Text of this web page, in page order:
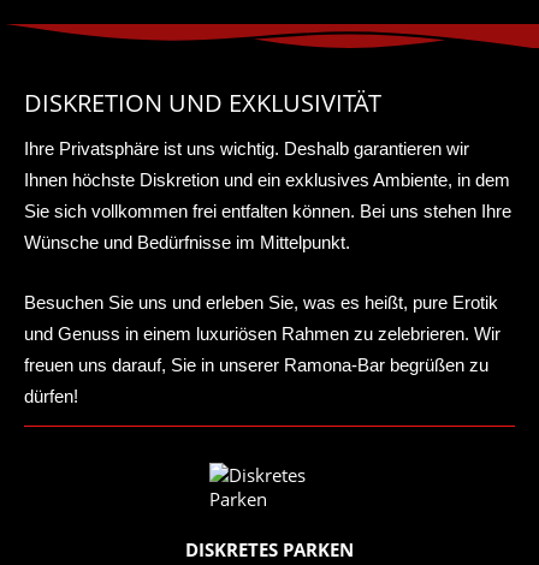
DISKRETION UND EXKLUSIVITÄT
Ihre Privatsphäre ist uns wichtig. Deshalb garantieren wir
Ihnen höchste Diskretion und ein exklusives Ambiente, in dem
Sie sich vollkommen frei entfalten können. Bei uns stehen Ihre
Wünsche und Bedürfnisse im Mittelpunkt.
Besuchen Sie uns und erleben Sie, was es heißt, pure Erotik
und Genuss in einem luxuriösen Rahmen zu zelebrieren. Wir
freuen uns darauf, Sie in unserer Ramona-Bar begrüßen zu
dürfen!
DISKRETES PARKEN